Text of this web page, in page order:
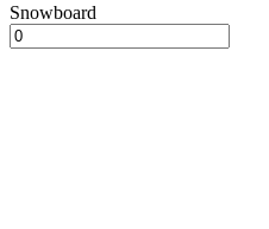
Snowboard